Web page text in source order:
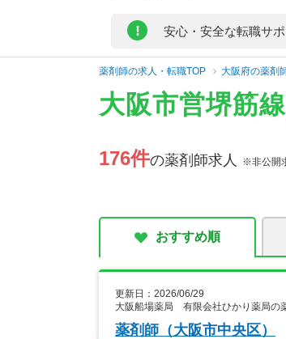
! 安心・安全な転職サ
薬剤師の求人・転職TOP 大阪府の薬剤
大阪市営堺筋
176件の薬剤師求人 ※非公開
おすすめ順
更新日：2026/06/29
大阪船場薬局 有限会社ひかり薬局の
薬剤師（大阪市中央区）